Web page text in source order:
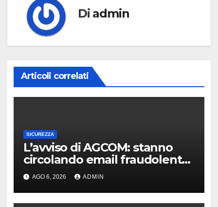
Di admin
Articoli correlati
SICUREZZA
L’avviso di AGCOM: stanno
circolando email fraudolente
legate al dominio
agcom.it.com
AGO 6, 2026 ADMIN